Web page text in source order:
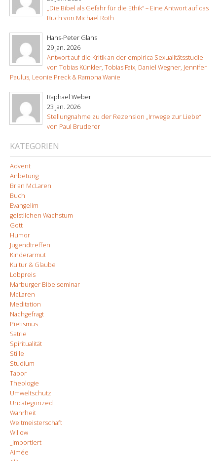
„Die Bibel als Gefahr für die Ethik“ – Eine Antwort auf das
Buch von Michael Roth
Hans-Peter Glahs
29 Jan. 2026
Antwort auf die Kritik an der empirica Sexualitätsstudie
von Tobias Künkler, Tobias Faix, Daniel Wegner, Jennifer
Paulus, Leonie Preck & Ramona Wanie
Raphael Weber
23 Jan. 2026
Stellungnahme zu der Rezension „Irrwege zur Liebe“
von Paul Bruderer
KATEGORIEN
Advent
Anbetung
Brian McLaren
Buch
Evangelim
geistlichen Wachstum
Gott
Humor
Jugendtreffen
Kinderarmut
Kultur & Glaube
Lobpreis
Marburger Bibelseminar
McLaren
Meditation
Nachgefragt
Pietismus
Satrie
Spiritualität
Stille
Studium
Tabor
Theologie
Umweltschutz
Uncategorized
Wahrheit
Weltmeisterschaft
Willow
_importiert
Aimée